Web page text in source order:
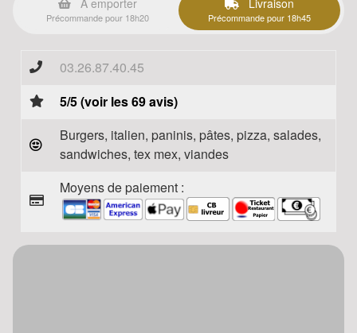
À emporter
Précommande pour 18h20
Livraison
Précommande pour 18h45
03.26.87.40.45
5/5 (voir les 69 avis)
Burgers, italien, paninis, pâtes, pizza, salades,
sandwiches, tex mex, viandes
Moyens de paiement :